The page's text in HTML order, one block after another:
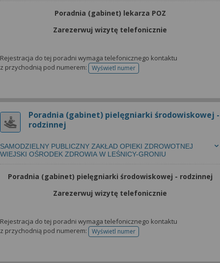
Poradnia (gabinet) lekarza POZ
Zarezerwuj wizytę telefonicznie
Rejestracja do tej poradni wymaga telefonicznego kontaktu
z przychodnią pod numerem:
Wyświetl numertelefonu do rejestracji
Poradnia (gabinet) pielęgniarki środowiskowej -
rodzinnej
SAMODZIELNY PUBLICZNY ZAKŁAD OPIEKI ZDROWOTNEJ
WIEJSKI OŚRODEK ZDROWIA W LEŚNICY-GRONIU
Poradnia (gabinet) pielęgniarki środowiskowej - rodzinnej
Zarezerwuj wizytę telefonicznie
Rejestracja do tej poradni wymaga telefonicznego kontaktu
z przychodnią pod numerem:
Wyświetl numertelefonu do rejestracji